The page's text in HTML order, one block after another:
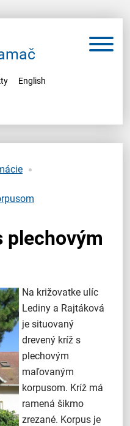
English
plechovým
Na križovatke ulíc
Lediny a Rajtáková
je situovaný
drevený kríž s
plechovým
maľovaným
korpusom. Kríž má
ramená šikmo
zrezané. Korpus je